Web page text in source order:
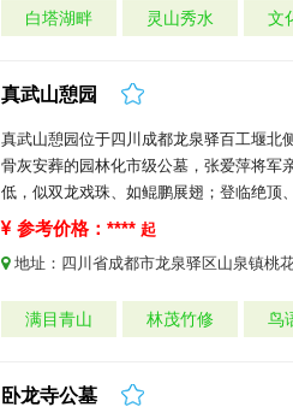
白塔湖畔 灵山秀水 文
真武山憩园
真武山憩园位于四川成都龙泉驿百工堰北
骨灰安葬的园林化市级公墓，张爱萍将军
低，似双龙戏珠、如鲲鹏展翅；登临绝顶
参考价格：**** 起
地址： 四川省成都市龙泉驿区山泉镇桃
满目青山 林茂竹修 鸟
卧龙寺公墓